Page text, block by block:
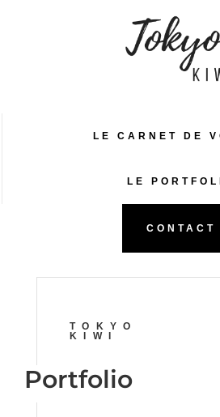
LE CARNET DE
LE
CONTACT
TOKYO
KIWI
Portfolio